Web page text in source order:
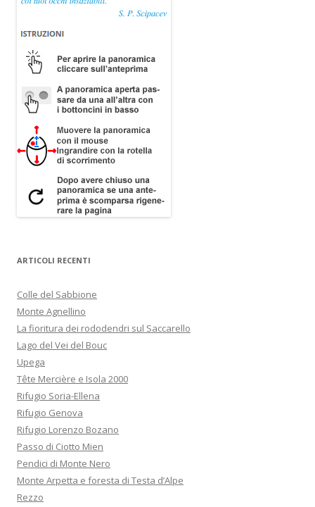
ARTICOLI RECENTI
Colle del Sabbione
Monte Agnellino
La fioritura dei rododendri sul Saccarello
Lago del Vei del Bouc
Upega
Tête Mercière e Isola 2000
Rifugio Soria-Ellena
Rifugio Genova
Rifugio Lorenzo Bozano
Passo di Ciotto Mien
Pendici di Monte Nero
Monte Arpetta e foresta di Testa d’Alpe
Rezzo